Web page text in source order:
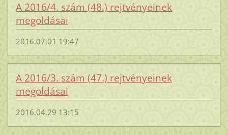
A 2016/4. szám (48.) rejtvényeinek
megoldásai
2016.07.01 19:47
A 2016/3. szám (47.) rejtvényeinek
megoldásai
2016.04.29 13:15